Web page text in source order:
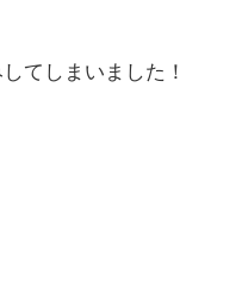
てしまいました！